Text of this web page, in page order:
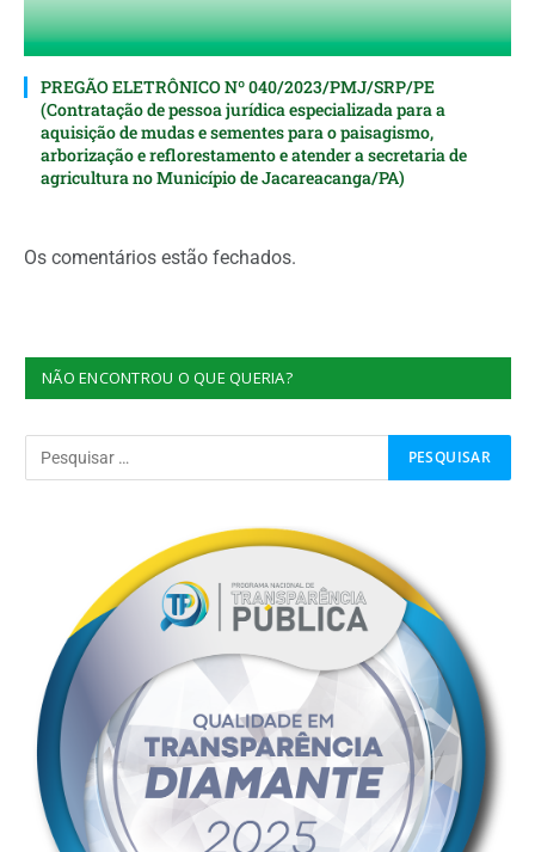
PREGÃO ELETRÔNICO Nº 040/2023/PMJ/SRP/PE
(Contratação de pessoa jurídica especializada para a
aquisição de mudas e sementes para o paisagismo,
arborização e reflorestamento e atender a secretaria de
agricultura no Município de Jacareacanga/PA)
Os comentários estão fechados.
NÃO ENCONTROU O QUE QUERIA?